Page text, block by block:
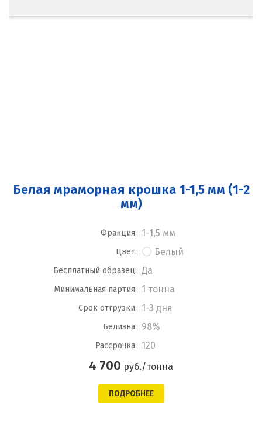
Белая мраморная крошка 1-1,5 мм (1-2
мм)
Фракция: 1-1,5 мм
Цвет: Белый
Бесплатный образец: Да
Минимальная партия: 1 тонна
Срок отгрузки: 1-3 дня
Белизна: 98%
Рассрочка: 120
4 700 руб./тонна
ПОДРОБНЕЕ